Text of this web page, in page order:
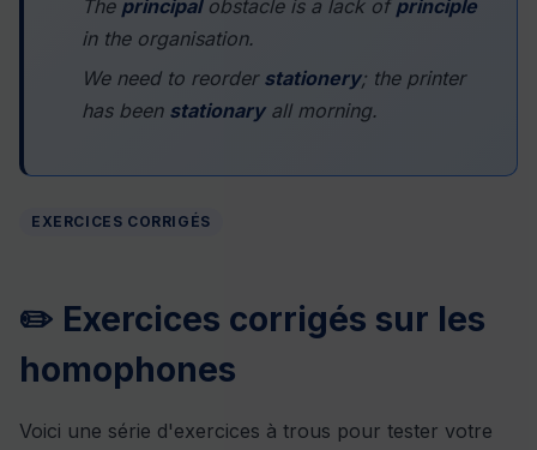
The principalobstacle is a lack of principle
in the organisation.
We need to reorder stationery; the printer
has been stationaryall morning.
EXERCICES CORRIGÉS
✏️ Exercices corrigés sur les
homophones
Voici une série d'exercices à trous pour tester votre